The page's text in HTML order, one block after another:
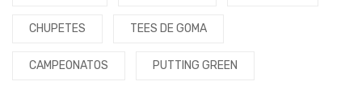
CHUPETES TEES DE GOMA
CAMPEONATOS PUTTING GREEN